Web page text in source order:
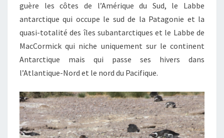
guère les côtes de l’Amérique du Sud, le Labbe
antarctique qui occupe le sud de la Patagonie et la
quasi-totalité des îles subantarctiques et le Labbe de
MacCormick qui niche uniquement sur le continent
Antarctique mais qui passe ses hivers dans
l’Atlantique-Nord et le nord du Pacifique.